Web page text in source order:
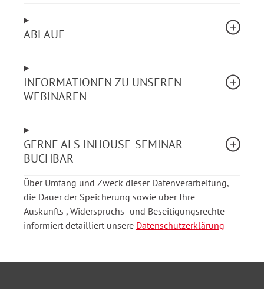
(§ 152 SGB IX)
Versorgungsmedizin-Verordnung (Gesamt-/GdB,
Schwerbehinderten-Ausweis-VO, Befristung,
Rückwirkung
3. Verwaltungsverfahren nach SGB X
besondere Regelungen und Fristen des § 152
ABLAUF
INFORMATIONEN ZU UNSEREN
WEBINAREN
GERNE ALS INHOUSE-SEMINAR
BUCHBAR
Über Umfang und Zweck dieser Datenverarbeitung,
die Dauer der Speicherung sowie über Ihre
Auskunfts-, Widerspruchs- und Beseitigungsrechte
informiert detailliert unsere Datenschutzerklärung